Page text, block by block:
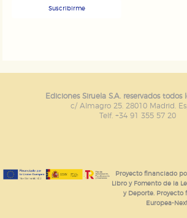
Suscribirme
Ediciones Siruela S.A. reservados todos
c/ Almagro 25. 28010 Madrid.
Telf. +34 91 355 57 20
Proyecto financiado
Libro y Fomento de la
y Deporte.
Europea-